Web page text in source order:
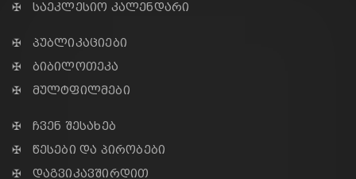
✠ საეკლესიო კალენდარი
✠ პუბლიკაციები
✠ ბიბილოთეკა
✠ მულტფილმები
✠ ჩვენ შესახებ
✠ წესები და პირობები
✠ დაგვიკავშირდით